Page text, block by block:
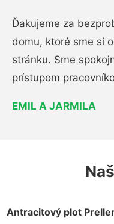
Ďakujeme za
domu, ktoré sme si
stránku. Sme
prístupom
EMIL A JARMILA
Antracitový plot